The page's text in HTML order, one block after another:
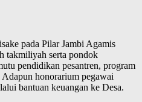
pada Pilar Jambi Agamis
takmiliyah serta pondok
pendidikan pesantren, program
honorarium pegawai
bantuan keuangan ke Desa.